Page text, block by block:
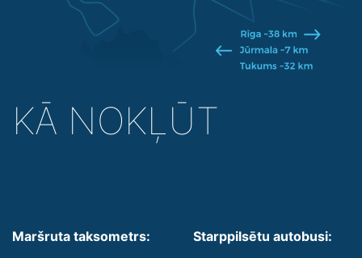
KĀ NOKĻŪT
Maršruta taksometrs: Starppilsētu autobusi: